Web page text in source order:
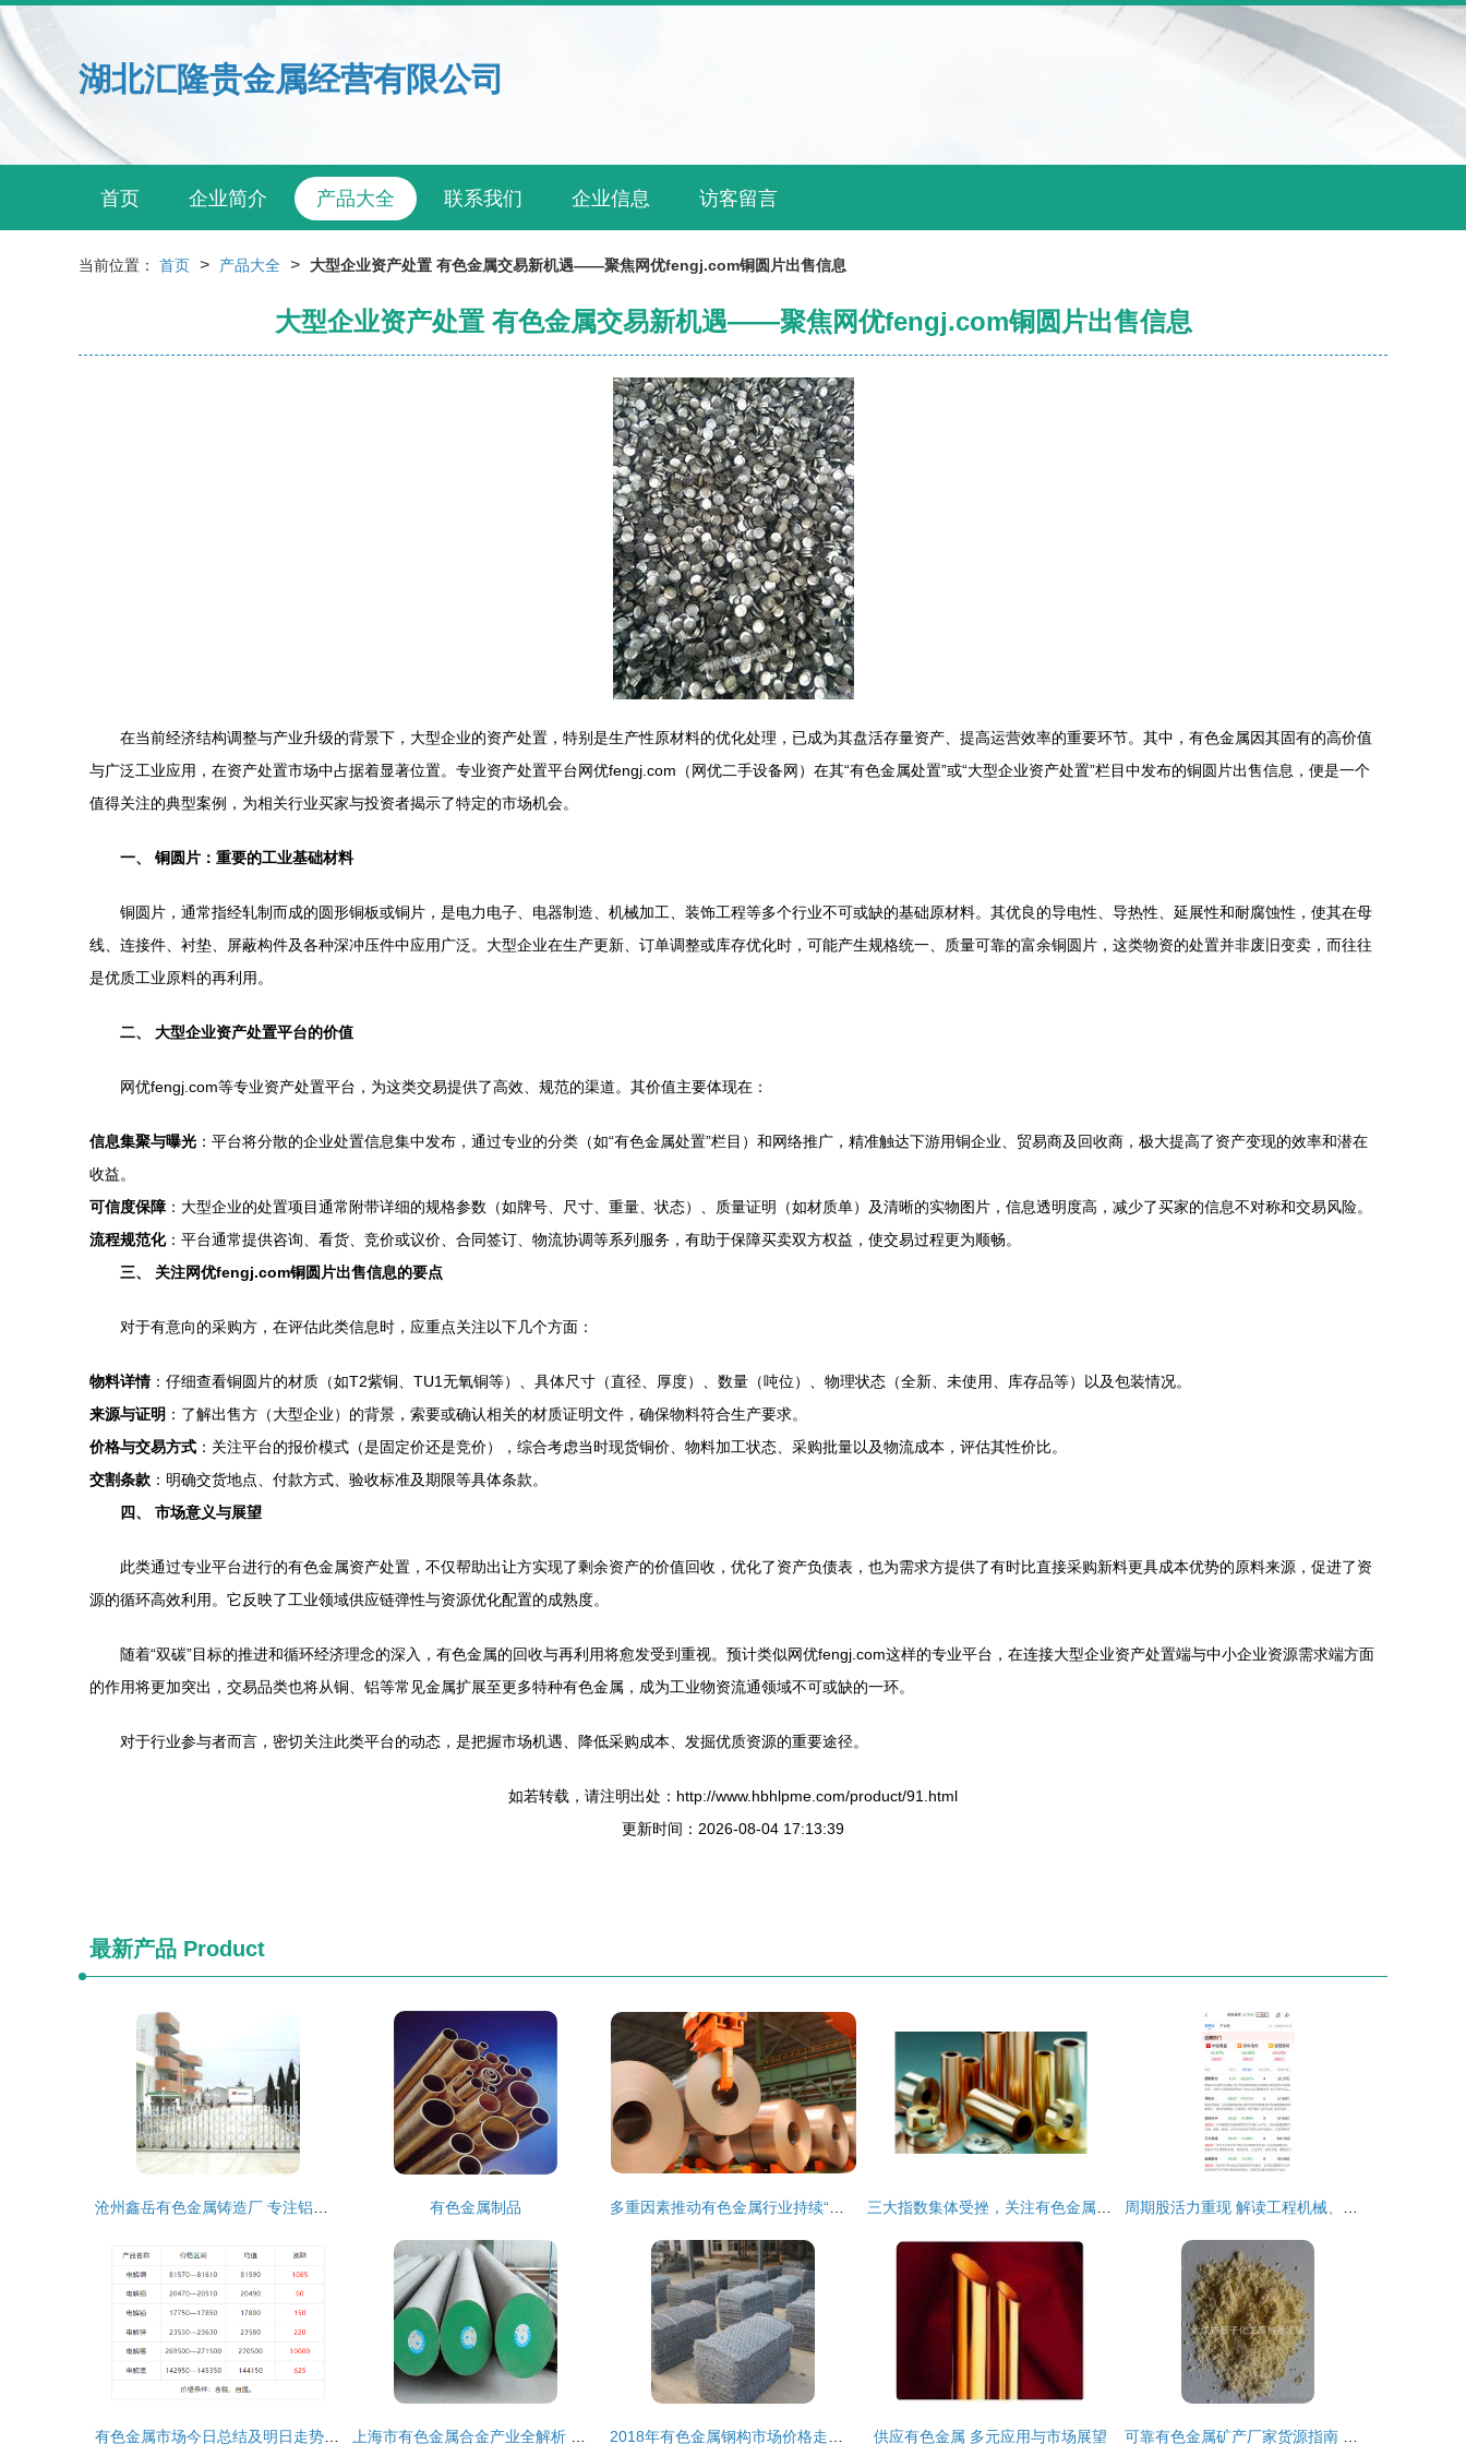
湖北汇隆贵金属经营有限公司
首页 企业简介 产品大全 联系我们 企业信息 访客留言
当前位置： 首页 > 产品大全 > 大型企业资产处置 有色金属交易新机遇——聚焦网优fengj.com铜圆片出售信息
大型企业资产处置 有色金属交易新机遇——聚焦网优fengj.com铜圆片出售信息
在当前经济结构调整与产业升级的背景下，大型企业的资产处置，特别是生产性原材料的优化处理，已成为其盘活存量资产、提高运营效率的重要环节。其中，有色金属因其固有的高价值
与广泛工业应用，在资产处置市场中占据着显著位置。专业资产处置平台网优fengj.com（网优二手设备网）在其“有色金属处置”或“大型企业资产处置”栏目中发布的铜圆片出售信息，便是一个
值得关注的典型案例，为相关行业买家与投资者揭示了特定的市场机会。
一、 铜圆片：重要的工业基础材料
铜圆片，通常指经轧制而成的圆形铜板或铜片，是电力电子、电器制造、机械加工、装饰工程等多个行业不可或缺的基础原材料。其优良的导电性、导热性、延展性和耐腐蚀性，使其在母
线、连接件、衬垫、屏蔽构件及各种深冲压件中应用广泛。大型企业在生产更新、订单调整或库存优化时，可能产生规格统一、质量可靠的富余铜圆片，这类物资的处置并非废旧变卖，而往往
是优质工业原料的再利用。
二、 大型企业资产处置平台的价值
网优fengj.com等专业资产处置平台，为这类交易提供了高效、规范的渠道。其价值主要体现在：
信息集聚与曝光 ：平台将分散的企业处置信息集中发布，通过专业的分类（如“有色金属处置”栏目）和网络推广，精准触达下游用铜企业、贸易商及回收商，极大提高了资产变现的效率和潜在
收益。
可信度保障 ：大型企业的处置项目通常附带详细的规格参数（如牌号、尺寸、重量、状态）、质量证明（如材质单）及清晰的实物图片，信息透明度高，减少了买家的信息不对称和交易风险。
流程规范化：平台通常提供咨询、看货、竞价或议价、合同签订、物流协调等系列服务，有助于保障买卖双方权益，使交易过程更为顺畅。
三、 关注网优fengj.com铜圆片出售信息的要点
对于有意向的采购方，在评估此类信息时，应重点关注以下几个方面：
物料详情：仔细查看铜圆片的材质（如T2紫铜、TU1无氧铜等）、具体尺寸（直径、厚度）、数量（吨位）、物理状态（全新、未使用、库存品等）以及包装情况。
来源与证明 ：了解出售方（大型企业）的背景，索要或确认相关的材质证明文件，确保物料符合生产要求。
价格与交易方式 ：关注平台的报价模式（是固定价还是竞价），综合考虑当时现货铜价、物料加工状态、采购批量以及物流成本，评估其性价比。
交割条款 ：明确交货地点、付款方式、验收标准及期限等具体条款。
四、 市场意义与展望
此类通过专业平台进行的有色金属资产处置，不仅帮助出让方实现了剩余资产的价值回收，优化了资产负债表，也为需求方提供了有时比直接采购新料更具成本优势的原料来源，促进了资
源的循环高效利用。它反映了工业领域供应链弹性与资源优化配置的成熟度。
随着“双碳”目标的推进和循环经济理念的深入，有色金属的回收与再利用将愈发受到重视。预计类似网优fengj.com这样的专业平台，在连接大型企业资产处置端与中小企业资源需求端方面
的作用将更加突出，交易品类也将从铜、铝等常见金属扩展至更多特种有色金属，成为工业物资流通领域不可或缺的一环。
对于行业参与者而言，密切关注此类平台的动态，是把握市场机遇、降低采购成本、发掘优质资源的重要途径。
如若转载，请注明出处：http://www.hbhlpme.com/product/91.html
更新时间：2026-08-04 17:13:39
最新产品 Product
有色金属制品
供应有色金属 多元应用与市场展望